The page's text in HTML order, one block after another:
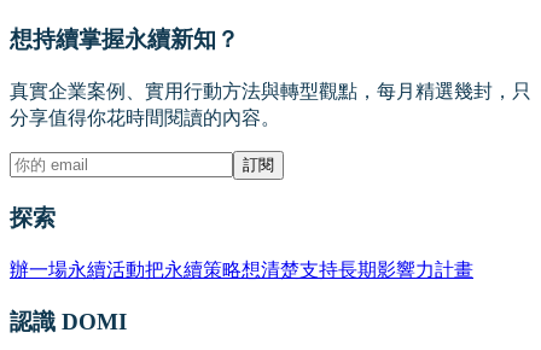
想持續掌握永續新知？
真實企業案例、實用行動方法與轉型觀點，每月精選幾封，只
分享值得你花時間閱讀的內容。
訂閱
探索
辦一場永續活動把永續策略想清楚支持長期影響力計畫
認識 DOMI